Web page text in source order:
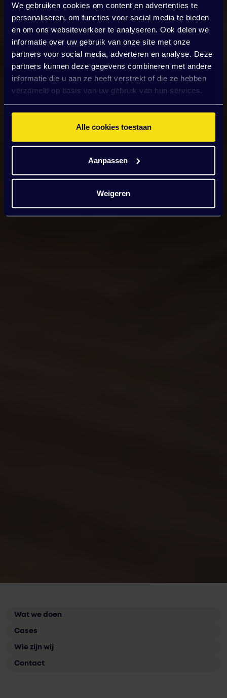
We gebruiken cookies om content en advertenties te
personaliseren, om functies voor social media te bieden
en om ons websiteverkeer te analyseren. Ook delen we
informatie over uw gebruik van onze site met onze
partners voor social media, adverteren en analyse. Deze
partners kunnen deze gegevens combineren met andere
informatie die u aan ze heeft verstrekt of die ze hebben
verzameld op basis van uw gebruik van hun services.
Alle cookies toestaan
Aanpassen
Weigeren
Wat we doen
Cases
Wie zijn wij
Contact